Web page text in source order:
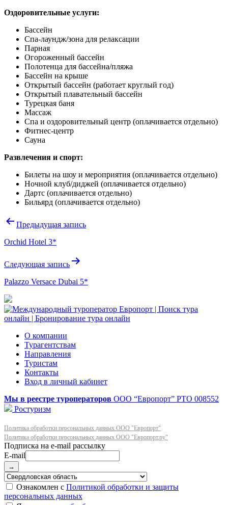
Оздоровительные услуги:
Бассейн
Спа-лаундж/зона для релаксации
Парная
Огороженный бассейн
Полотенца для бассейна/пляжа
Бассейн на крыше
Открытый бассейн (работает круглый год)
Открытый плавательный бассейн
Турецкая баня
Массаж
Спа и оздоровительный центр (оплачивается отдельно)
Фитнес-центр
Сауна
Развлечения и спорт:
Билеты на шоу и мероприятия (оплачивается отдельно)
Ночной клуб/диджей (оплачивается отдельно)
Дартс (оплачивается отдельно)
Бильярд (оплачивается отдельно)
Навигация
записям
Предыдущая запись
Orchid Hotel 3*
Следующая запись
Palazzo Versace Dubai 5*
О компании
Турагентствам
Направления
Туристам
Контакты
Вход в личный кабинет
Мы в реестре туроператоров ООО “Европорт” РТО 008552
Ростуризм
Политика обработки персональных данных ООО "Европорт"
Политика обработки персональных данных ООО "Европорт.ру"
E-mail
→
Ознакомлен с Политикой обработки и защиты
персональных данных